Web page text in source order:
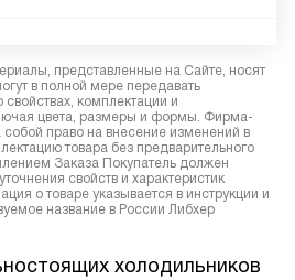
представленные на Сайте, носят
в полной мере передавать
комплектации и
цвета, размеры и формы. Фирма-
собой право на внесение изменений в
товара без предварительного
Заказа Покупатель должен
свойств и характеристик
о товаре указывается в инструкции и
название в России Либхер
холодильников